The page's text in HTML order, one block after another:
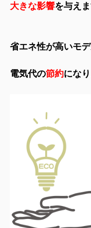
大きな影響を与えま
省エネ性が高いモ
電気代の節約にな